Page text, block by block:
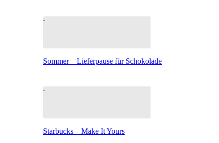
Sommer – Lieferpause für Schokolade
Starbucks – Make It Yours